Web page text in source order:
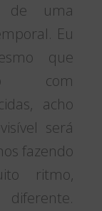
de uma
Eu
que
com
acho
será
fazendo
ritmo,